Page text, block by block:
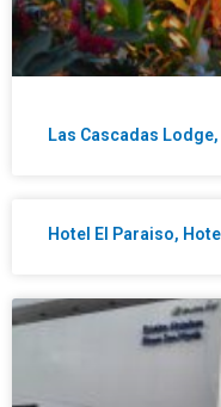
Las Cascadas
Hotel El Paraiso,